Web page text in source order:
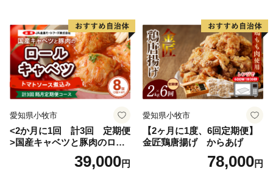
愛知県小牧市
<2か月に1回 計3回 定期便
>国産キャベツと豚肉のロー
ルキャベツ（4P入り）
39,000円
愛知県小牧市
【2ヶ月に1度、6回定期便】
金匠鶏唐揚げ からあげ
78,000円